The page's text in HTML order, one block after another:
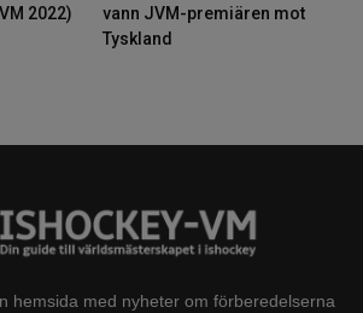
2022)
vann JVM-premiären mot
Tyskland
hemsida med nyheter om förberedelserna